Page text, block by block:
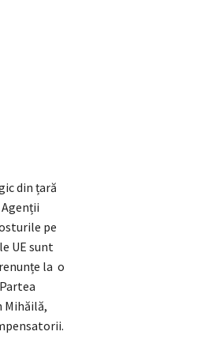
din țară
pe
UE sunt
la o
Mihăilă,